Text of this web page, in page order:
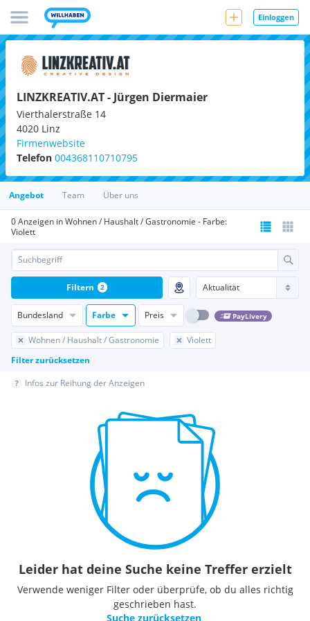
Einloggen
LINZKREATIV.AT - Jürgen Diermaier
Vierthalerstraße 14
4020 Linz
Firmenwebsite
Telefon 004368110710795
Angebot Team Über uns
0 Anzeigen in Wohnen / Haushalt / Gastronomie - Farbe:
Violett
Bundesland Farbe Preis PayLivery
Wohnen / Haushalt / Gastronomie
Violett
Filter zurücksetzen
Filtern 2
Infos zur Reihung der Anzeigen
Leider hat deine Suche keine Treffer erzielt
Verwende weniger Filter oder überprüfe, ob du alles richtig
geschrieben hast.
Suche zurücksetzen